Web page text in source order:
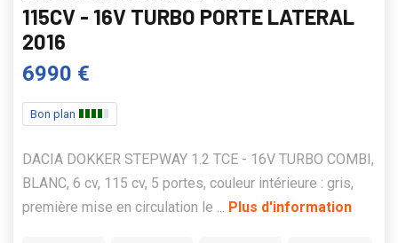
115CV - 16V TURBO PORTE LATERAL
2016
6990 €
Bon plan
DACIA DOKKER STEPWAY 1.2 TCE - 16V TURBO COMBI,
BLANC, 6 cv, 115 cv, 5 portes, couleur intérieure : gris,
première mise en circulation le ... Plus d'information